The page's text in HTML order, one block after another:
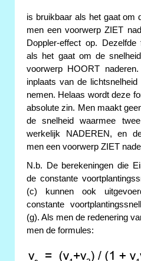
is bruikbaar als het gaat om
men een voorwerp ZIET
Doppler-effect op.
als het gaat om de
voorwerp HOORT
inplaats van de lichtsnelheid
nemen. Helaas wordt deze
absolute zin. Men maakt
de snelheid waarmee
werkelijk NADEREN, en
men een voorwerp ZIET
N.b. De berekeningen die
de constante
(c) kunnen ook
constante
(g). Als men de redenering
men de formules: